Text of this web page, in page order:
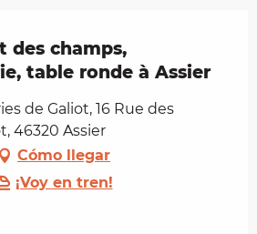
des champs,
table ronde à Assier
de Galiot, 16 Rue des
46320 Assier
Cómo llegar
¡Voy en tren!